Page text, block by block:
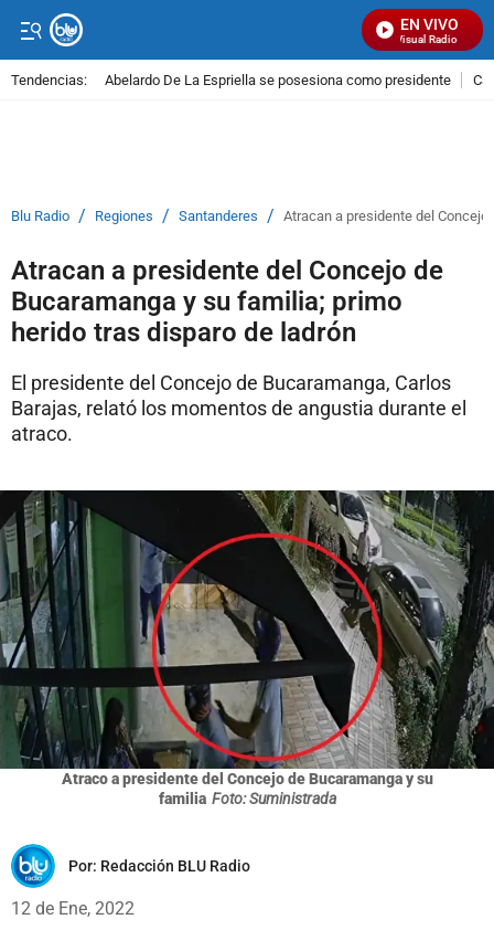
EN VIVO
Señal Visual Radio
Tendencias: Abelardo De La Espriella se posesiona como presidente
Blu Radio / Regiones / Santanderes / Atracan a presidente del
Atracan a presidente del Concejo de
Bucaramanga y su familia; primo
herido tras disparo de ladrón
El presidente del Concejo de Bucaramanga, Carlos
Barajas, relató los momentos de angustia durante el
atraco.
Atraco a presidente del Concejo de Bucaramanga y su
familia Foto: Suministrada
Por: Redacción BLU Radio
12 de Ene, 2022